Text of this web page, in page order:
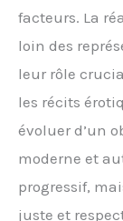
facteurs. La
loin des
leur rôle
les récits
évoluer d’un
moderne et
progressif,
juste et